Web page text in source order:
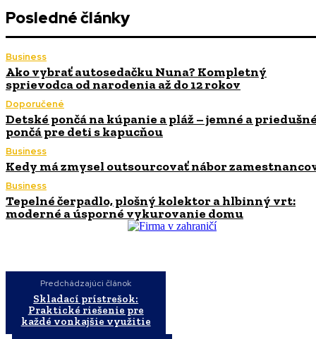
Posledné články
Business
Ako vybrať autosedačku Nuna? Kompletný
sprievodca od narodenia až do 12 rokov
Doporučené
Detské pončá na kúpanie a pláž – jemné a
pončá pre deti s kapucňou
Business
Kedy má zmysel outsourcovať nábor
Business
Tepelné čerpadlo, plošný kolektor a hlbinný vrt:
moderné a úsporné vykurovanie domu
Predchádzajúci článok
Skladací prístrešok:
Praktické riešenie pre
každé vonkajšie využitie